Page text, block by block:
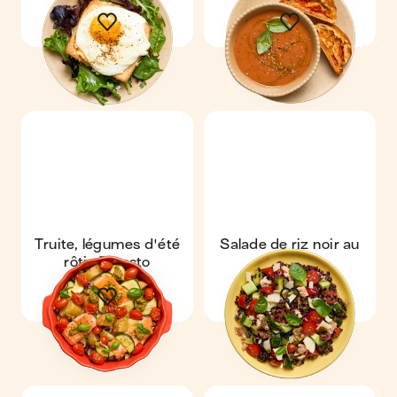
basilic
Truite, légumes d'été
rôtis & pesto
Salade de riz noir au
thon